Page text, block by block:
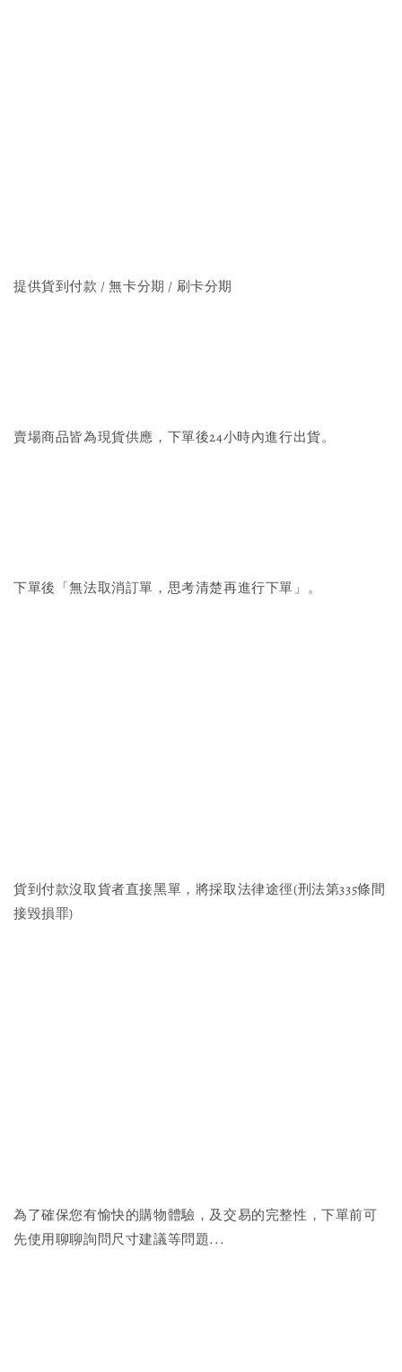
提供貨到付款 / 無卡分期 / 刷卡分期
賣場商品皆為現貨供應，下單後24小時內進行出貨。
下單後「無法取消訂單，思考清楚再進行下單」。
貨到付款沒取貨者直接黑單，將採取法律途徑(刑法第335條間
接毀損罪)
為了確保您有愉快的購物體驗，及交易的完整性，下單前可
先使用聊聊詢問尺寸建議等問題...